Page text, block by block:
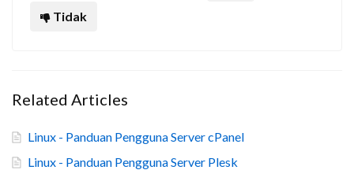
Tidak
Related Articles
Linux - Panduan Pengguna Server cPanel
Linux - Panduan Pengguna Server Plesk